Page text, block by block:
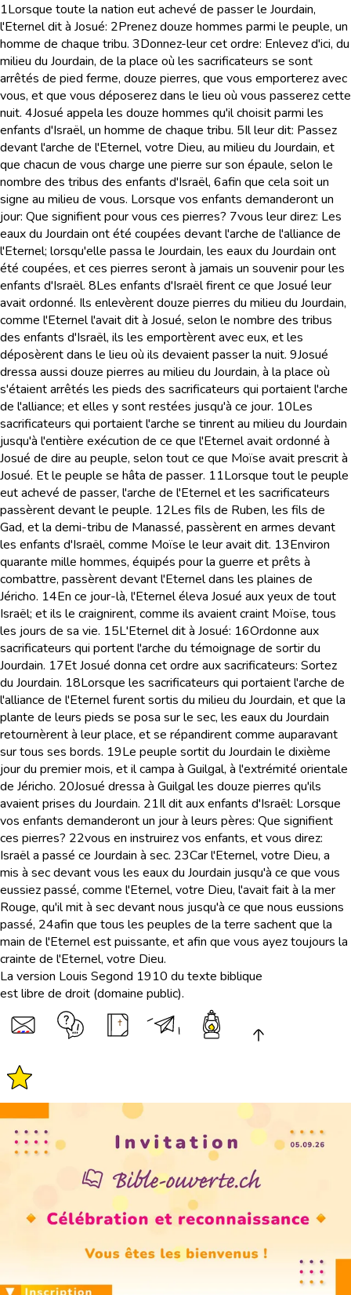
1Lorsque toute la nation eut achevé de passer le Jourdain,
l'Eternel dit à Josué: 2Prenez douze hommes parmi le peuple, un
homme de chaque tribu. 3Donnez-leur cet ordre: Enlevez d'ici, du
milieu du Jourdain, de la place où les sacrificateurs se sont
arrêtés de pied ferme, douze pierres, que vous emporterez avec
vous, et que vous déposerez dans le lieu où vous passerez cette
nuit. 4Josué appela les douze hommes qu'il choisit parmi les
enfants d'Israël, un homme de chaque tribu. 5Il leur dit: Passez
devant l'arche de l'Eternel, votre Dieu, au milieu du Jourdain, et
que chacun de vous charge une pierre sur son épaule, selon le
nombre des tribus des enfants d'Israël, 6afin que cela soit un
signe au milieu de vous. Lorsque vos enfants demanderont un
jour: Que signifient pour vous ces pierres? 7vous leur direz: Les
eaux du Jourdain ont été coupées devant l'arche de l'alliance de
l'Eternel; lorsqu'elle passa le Jourdain, les eaux du Jourdain ont
été coupées, et ces pierres seront à jamais un souvenir pour les
enfants d'Israël. 8Les enfants d'Israël firent ce que Josué leur
avait ordonné. Ils enlevèrent douze pierres du milieu du Jourdain,
comme l'Eternel l'avait dit à Josué, selon le nombre des tribus
des enfants d'Israël, ils les emportèrent avec eux, et les
déposèrent dans le lieu où ils devaient passer la nuit. 9Josué
dressa aussi douze pierres au milieu du Jourdain, à la place où
s'étaient arrêtés les pieds des sacrificateurs qui portaient l'arche
de l'alliance; et elles y sont restées jusqu'à ce jour. 10Les
sacrificateurs qui portaient l'arche se tinrent au milieu du Jourdain
jusqu'à l'entière exécution de ce que l'Eternel avait ordonné à
Josué de dire au peuple, selon tout ce que Moïse avait prescrit à
Josué. Et le peuple se hâta de passer. 11Lorsque tout le peuple
eut achevé de passer, l'arche de l'Eternel et les sacrificateurs
passèrent devant le peuple. 12Les fils de Ruben, les fils de
Gad, et la demi-tribu de Manassé, passèrent en armes devant
les enfants d'Israël, comme Moïse le leur avait dit. 13Environ
quarante mille hommes, équipés pour la guerre et prêts à
combattre, passèrent devant l'Eternel dans les plaines de
Jéricho. 14En ce jour-là, l'Eternel éleva Josué aux yeux de tout
Israël; et ils le craignirent, comme ils avaient craint Moïse, tous
les jours de sa vie. 15L'Eternel dit à Josué: 16Ordonne aux
sacrificateurs qui portent l'arche du témoignage de sortir du
Jourdain. 17Et Josué donna cet ordre aux sacrificateurs: Sortez
du Jourdain. 18Lorsque les sacrificateurs qui portaient l'arche de
l'alliance de l'Eternel furent sortis du milieu du Jourdain, et que la
plante de leurs pieds se posa sur le sec, les eaux du Jourdain
retournèrent à leur place, et se répandirent comme auparavant
sur tous ses bords. 19Le peuple sortit du Jourdain le dixième
jour du premier mois, et il campa à Guilgal, à l'extrémité orientale
de Jéricho. 20Josué dressa à Guilgal les douze pierres qu'ils
avaient prises du Jourdain. 21Il dit aux enfants d'Israël: Lorsque
vos enfants demanderont un jour à leurs pères: Que signifient
ces pierres? 22vous en instruirez vos enfants, et vous direz:
Israël a passé ce Jourdain à sec. 23Car l'Eternel, votre Dieu, a
mis à sec devant vous les eaux du Jourdain jusqu'à ce que vous
eussiez passé, comme l'Eternel, votre Dieu, l'avait fait à la mer
Rouge, qu'il mit à sec devant nous jusqu'à ce que nous eussions
passé, 24afin que tous les peuples de la terre sachent que la
main de l'Eternel est puissante, et afin que vous ayez toujours la
crainte de l'Eternel, votre Dieu.
La version Louis Segond 1910 du texte biblique
est libre de droit (domaine public).